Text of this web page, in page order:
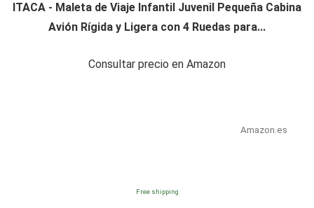
ITACA - Maleta de Viaje Infantil Juvenil Pequeña Cabina
Avión Rígida y Ligera con 4 Ruedas para...
Consultar precio en Amazon
Amazon.es
Free shipping